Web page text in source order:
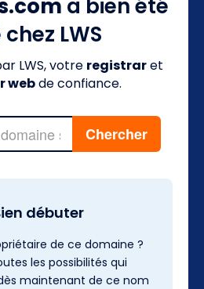
a bien été
LWS
LWS, votre registraret
webde confiance.
débuter
de ce domaine ?
les possibilités qui
maintenant de ce nom